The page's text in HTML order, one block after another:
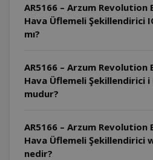
AR5166 – Arzum Revolution
Hava Üflemeli Şekillendirici ION özelliği var
mı?
AR5166 – Arzum Revolution
Hava Üflemeli Şekillendirici i
mudur?
AR5166 – Arzum Revolution
Hava Üflemeli Şekillendirici
nedir?